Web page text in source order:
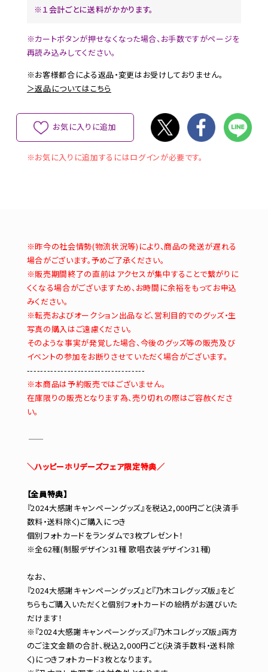
※１会計ごとに送料がかかります。
※カートボタンが押せなくなった場合、お手数ですがページを
再読み込みしてください。
※お客様都合による返品・変更はお受けしておりません。
＞返品についてはこちら
お気に入りに追加
※お気に入りに追加するにはログインが必要です。
※昨今の社会情勢(物流状況等)により、商品の発送が遅れる
場合がございます。予めご了承ください。
※販売期間終了の直前はアクセスが集中することで繋がりに
くくなる場合がございますため、お時間に余裕をもってお申込
みください。
※転売およびオークション出品など、営利目的でのグッズ・生
写真の購入はご遠慮ください。
そのような事実が発覚した場合、今後のグッズ等の販売及び
イベントの参加をお断りさせていただく場合がございます。
-----------------------------------
※本商品は予約販売ではございません。
在庫限りの販売となります為、売り切れの際はご容赦くださ
い。
―――――――――――
＼ハッピーホリデーズフェア限定特典／
【全員特典】
『2024大感謝キャンペーングッズ』を税込2,000円ごと(決済手
数料・送料除く)ご購入につき
個別フォトカードをランダムで3枚プレゼント！
※全62種(制服デザイン31種 歌唱衣装デザイン31種)
なお、
『2024大感謝キャンペーングッズ』と『乃木コレグッズ版』をど
ちらもご購入いただくと個別フォトカードの絵柄がお選びいた
だけます！
※『2024大感謝キャンペーングッズ』『乃木コレグッズ版』両方
のご注文金額の合計、税込2,000円ごと(決済手数料・送料除
く)につきフォトカード3枚となります。